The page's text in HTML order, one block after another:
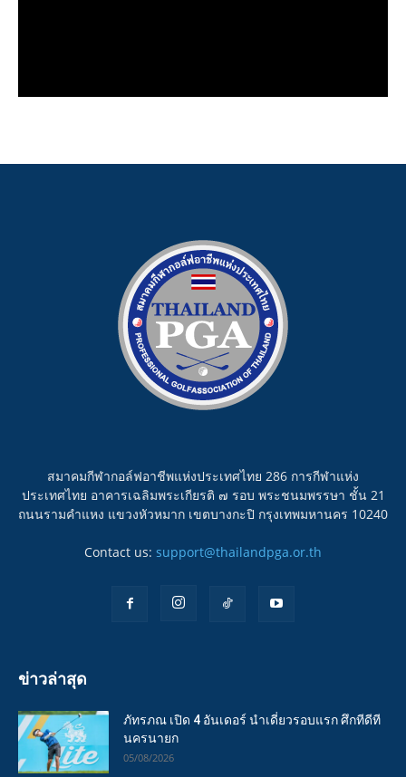
สมาคมกีฬากอล์ฟอาชีพแห่งประเทศไทย 286 การกีฬาแห่ง
ประเทศไทย อาคารเฉลิมพระเกียรติ ๗ รอบ พระชนมพรรษา ชั้น 21
ถนนรามคำแหง แขวงหัวหมาก เขตบางกะปิ กรุงเทพมหานคร 10240
Contact us: support@thailandpga.or.th
ข่าวล่าสุด
ภัทรภณ เปิด 4 อันเดอร์ นำเดี่ยวรอบแรก ศึกทีดีที
นครนายก
05/08/2026